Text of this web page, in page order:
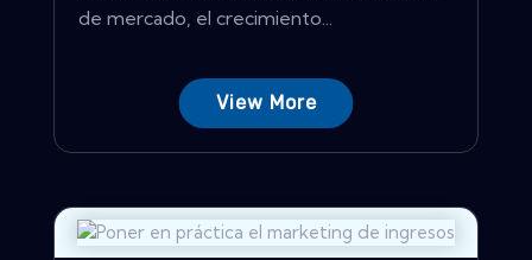
de mercado, el crecimiento...
View More